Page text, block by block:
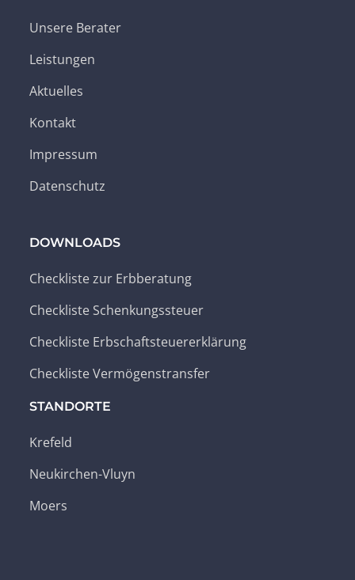
Unsere Berater
Leistungen
Aktuelles
Kontakt
Impressum
Datenschutz
DOWNLOADS
Checkliste zur Erbberatung
Checkliste Schenkungssteuer
Checkliste Erbschaftsteuererklärung
Checkliste Vermögenstransfer
STANDORTE
Krefeld
Neukirchen-Vluyn
Moers